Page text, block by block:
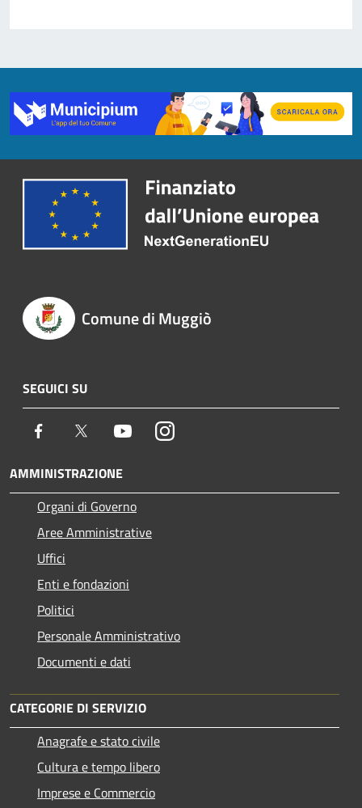
Comune di Muggiò
SEGUICI SU
Facebook Twitter YoutubeInstagram
AMMINISTRAZIONE
Organi di Governo
Aree Amministrative
Uffici
Enti e fondazioni
Politici
Personale Amministrativo
Documenti e dati
CATEGORIE DI SERVIZIO
Anagrafe e stato civile
Cultura e tempo libero
Imprese e Commercio